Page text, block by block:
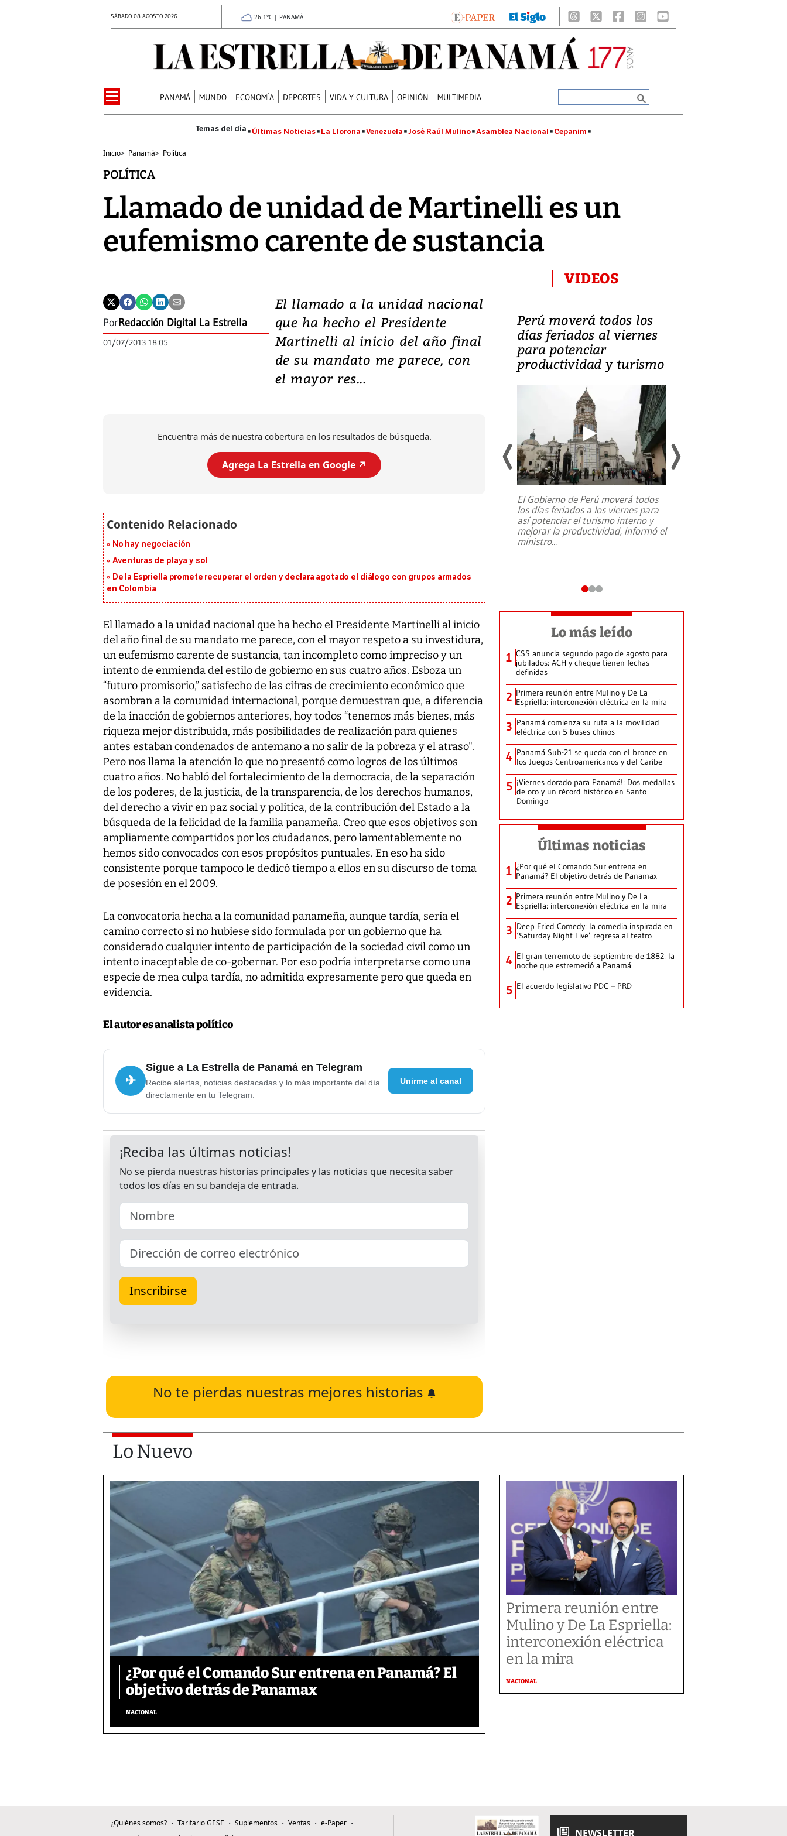
SÁBADO 08 AGOSTO 2026 26.1°C | PANAMÁ
PANAMÁ MUNDO ECONOMÍA DEPORTES VIDA Y CULTURA OPINIÓN MULTIMEDIA
Últimas Noticias La Llorona Venezuela José Raúl Mulino Asamblea Nacional Cepanim
Inicio> Panamá> Política
POLÍTICA
Llamado de unidad de Martinelli es un
eufemismo carente de sustancia
PorRedacción Digital La Estrella
01/07/2013 18:05
El llamado a la unidad nacional
que ha hecho el Presidente
Martinelli al inicio del año final
de su mandato me parece, con
el mayor res...
Encuentra más de nuestra cobertura en los resultados de búsqueda.
Agrega La Estrella en Google ↗️
No hay negociación
Aventuras de playa y sol
De la Espriella promete recuperar el orden y declara agotado el diálogo con grupos armados
en Colombia
El llamado a la unidad nacional que ha hecho el Presidente Martinelli al inicio
del año final de su mandato me parece, con el mayor respeto a su investidura,
un eufemismo carente de sustancia, tan incompleto como impreciso y un
intento de enmienda del estilo de gobierno en sus cuatro años. Esboza un
“futuro promisorio,” satisfecho de las cifras de crecimiento económico que
asombran a la comunidad internacional, porque demuestran que, a diferencia
de la inacción de gobiernos anteriores, hoy todos “tenemos más bienes, más
riqueza mejor distribuida, más posibilidades de realización para quienes
antes estaban condenados de antemano a no salir de la pobreza y el atraso".
Pero nos llama la atención lo que no presentó como logros de los últimos
cuatro años. No habló del fortalecimiento de la democracia, de la separación
de los poderes, de la justicia, de la transparencia, de los derechos humanos,
del derecho a vivir en paz social y política, de la contribución del Estado a la
búsqueda de la felicidad de la familia panameña. Creo que esos objetivos son
ampliamente compartidos por los ciudadanos, pero lamentablemente no
hemos sido convocados con esos propósitos puntuales. En eso ha sido
consistente porque tampoco le dedicó tiempo a ellos en su discurso de toma
de posesión en el 2009.
La convocatoria hecha a la comunidad panameña, aunque tardía, sería el
camino correcto si no hubiese sido formulada por un gobierno que ha
considerado cualquier intento de participación de la sociedad civil como un
intento inaceptable de co-gobernar. Por eso podría interpretarse como una
especie de mea culpa tardía, no admitida expresamente pero que queda en
evidencia.
El autor es analista político
✈
Sigue a La Estrella de Panamá en Telegram
Recibe alertas, noticias destacadas y lo más importante del día
directamente en tu Telegram.
Unirme al canal
No te pierdas nuestras mejores historias
VIDEOS
Video: Lula lanza su
candidatura con
promesas de inversión
en defensa, educación y
tierras raras
Entre recuerdos y escuetas
Perú moverá todos los
días feriados al viernes
para potenciar
productividad y turismo
El Gobierno de Perú moverá todos
los días feriados a los viernes para
así potenciar el turismo interno y
mejorar la productividad, informó el
ministro...
Lo más leído
1 CSS anuncia segundo pago de agosto para
jubilados: ACH y cheque tienen fechas
definidas
2 Primera reunión entre Mulino y De La
Espriella: interconexión eléctrica en la mira
3 Panamá comienza su ruta a la movilidad
eléctrica con 5 buses chinos
4 Panamá Sub-21 se queda con el bronce en
los Juegos Centroamericanos y del Caribe
5 ¡Viernes dorado para Panamá!: Dos medallas
de oro y un récord histórico en Santo
Domingo
Últimas noticias
1 ¿Por qué el Comando Sur entrena en
Panamá? El objetivo detrás de Panamax
2 Primera reunión entre Mulino y De La
Espriella: interconexión eléctrica en la mira
3 Deep Fried Comedy: la comedia inspirada en
‘Saturday Night Live’ regresa al teatro
4 El gran terremoto de septiembre de 1882: la
noche que estremeció a Panamá
5 El acuerdo legislativo PDC – PRD
Lo Nuevo
¿Por qué el Comando Sur entrena en Panamá? El
objetivo detrás de Panamax
NACIONAL
Primera reunión entre
Mulino y De La Espriella:
interconexión eléctrica
en la mira
NACIONAL
¿Quiénes somos? Tarifario GESE Suplementos Ventas
e-Paper
NEWSLETTER